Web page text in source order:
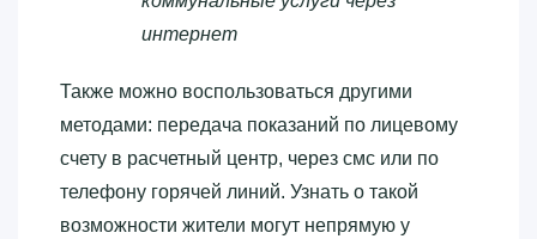
интернет
Также можно воспользоваться другими
методами: передача показаний по лицевому
счету в расчетный центр, через смс или по
телефону горячей линий. Узнать о такой
возможности жители могут непрямую у